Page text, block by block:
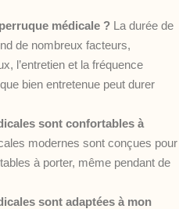
médicale ? La durée de
de nombreux facteurs,
l’entretien et la fréquence
bien entretenue peut durer
sont confortables à
modernes sont conçues pour
à porter, même pendant de
sont adaptées à mon